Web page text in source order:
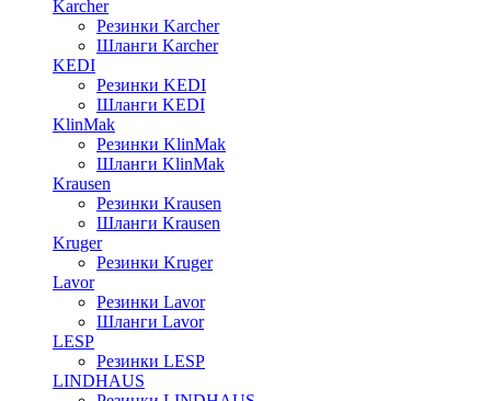
Karcher
Резинки Karcher
Шланги Karcher
KEDI
Резинки KEDI
Шланги KEDI
KlinMak
Резинки KlinMak
Шланги KlinMak
Krausen
Резинки Krausen
Шланги Krausen
Kruger
Резинки Kruger
Lavor
Резинки Lavor
Шланги Lavor
LESP
Резинки LESP
LINDHAUS